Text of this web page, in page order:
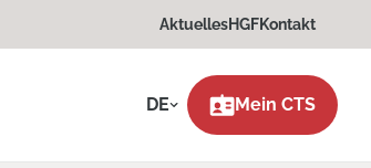
AktuellesHGFKontakt
DE Mein CTS